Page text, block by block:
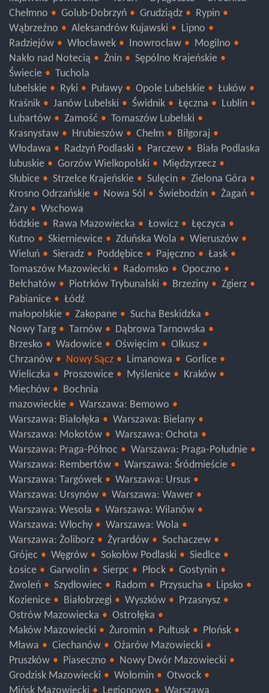
kujawsko-pomorskie Toruń Bydgoszcz
Brodnica
Chełmno
Golub-Dobrzyń Grudziądz
Rypin
Wąbrzeźno
Aleksandrów Kujawski
Lipno
Radziejów
Włocławek Inowrocław
Mogilno
Nakło nad Notecią
Sępólno Krajeńskie
Świecie
Tuchola
lubelskie
Ryki Puławy Opole Lubelskie
Łuków
Kraśnik
Janów Lubelski Świdnik Łęczna
Lubartów
Zamość
Tomaszów Lubelski
Krasnystaw
Hrubieszów Chełm
Biłgoraj
Włodawa
Radzyń Podlaski Parczew
lubuskie
Gorzów Wielkopolski
Międzyrzecz
Słubice
Strzelce Krajeńskie Sulęcin
Zielona Góra
Krosno Odrzańskie
Żagań
Żary
Wschowa
łódzkie
Rawa Mazowiecka Łowicz
Łęczyca
Kutno
Skierniewice Zduńska Wola
Wieruszów
Wieluń
Sieradz Poddębice Pajęczno
Tomaszów Mazowiecki
Radomsko
Opoczno
Bełchatów
Piotrków Trybunalski Brzeziny
Zgierz
Pabianice
Łódź
małopolskie
Zakopane
Sucha Beskidzka
Nowy Targ
Tarnów
Dąbrowa Tarnowska
Brzesko
Wadowice Oświęcim
Olkusz
Chrzanów
Nowy Sącz Limanowa
Gorlice
Wieliczka
Proszowice Myślenice
Miechów
Bochnia
mazowieckie
Warszawa: Bemowo
Warszawa: Białołęka
Warszawa: Bielany
Warszawa: Mokotów
Warszawa: Ochota
Warszawa: Praga-Północ
Warszawa: Praga-Południe
Warszawa: Rembertów
Warszawa: Śródmieście
Warszawa: Targówek
Warszawa: Ursus
Warszawa: Ursynów
Warszawa: Wawer
Warszawa: Wesoła
Warszawa: Wilanów
Warszawa: Włochy
Warszawa: Wola
Warszawa: Żoliborz
Żyrardów
Sochaczew
Grójec
Węgrów Sokołów Podlaski
Siedlce
Łosice
Garwolin Sierpc Płock
Gostynin
Zwoleń
Szydłowiec Radom Przysucha
Lipsko
Kozienice
Białobrzegi Wyszków
Przasnysz
Ostrów Mazowiecka
Ostrołęka
Maków Mazowiecki
Żuromin Pułtusk
Mława
Ciechanów
Ożarów Mazowiecki
Pruszków
Piaseczno
Nowy Dwór Mazowiecki
Grodzisk Mazowiecki
Wołomin
Otwock